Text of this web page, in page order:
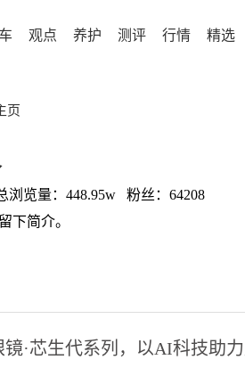
观点 养护 测评 行情 精选
页
览量：448.95w 粉丝：64208
下简介。
·芯生代系列，以AI科技助